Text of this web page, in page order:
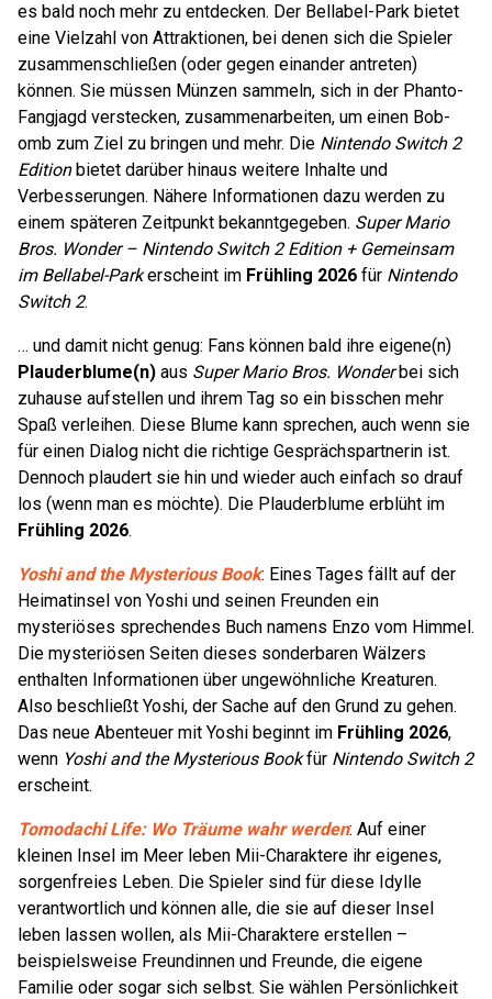
es bald noch mehr zu entdecken. Der Bellabel-Park bietet
eine Vielzahl von Attraktionen, bei denen sich die Spieler
zusammenschließen (oder gegen einander antreten)
können. Sie müssen Münzen sammeln, sich in der Phanto-
Fangjagd verstecken, zusammenarbeiten, um einen Bob-
omb zum Ziel zu bringen und mehr. Die Nintendo Switch 2
Editionbietet darüber hinaus weitere Inhalte und
Verbesserungen. Nähere Informationen dazu werden zu
einem späteren Zeitpunkt bekanntgegeben. Super Mario
Bros. Wonder – Nintendo Switch 2 Edition + Gemeinsam
im Bellabel-Parkerscheint im Frühling 2026 für Nintendo
Switch 2.
… und damit nicht genug: Fans können bald ihre eigene(n)
Plauderblume(n) aus Super Mario Bros. Wonderbei sich
zuhause aufstellen und ihrem Tag so ein bisschen mehr
Spaß verleihen. Diese Blume kann sprechen, auch wenn sie
für einen Dialog nicht die richtige Gesprächspartnerin ist.
Dennoch plaudert sie hin und wieder auch einfach so drauf
los (wenn man es möchte). Die Plauderblume erblüht im
Frühling 2026.
Yoshi and the Mysterious Book: Eines Tages fällt auf der
Heimatinsel von Yoshi und seinen Freunden ein
mysteriöses sprechendes Buch namens Enzo vom Himmel.
Die mysteriösen Seiten dieses sonderbaren Wälzers
enthalten Informationen über ungewöhnliche Kreaturen.
Also beschließt Yoshi, der Sache auf den Grund zu gehen.
Das neue Abenteuer mit Yoshi beginnt im Frühling 2026,
wenn Yoshi and the Mysterious Bookfür Nintendo Switch 2
erscheint.
Tomodachi Life: Wo Träume wahr werden: Auf einer
kleinen Insel im Meer leben Mii-Charaktere ihr eigenes,
sorgenfreies Leben. Die Spieler sind für diese Idylle
verantwortlich und können alle, die sie auf dieser Insel
leben lassen wollen, als Mii-Charaktere erstellen –
beispielsweise Freundinnen und Freunde, die eigene
Familie oder sogar sich selbst. Sie wählen Persönlichkeit